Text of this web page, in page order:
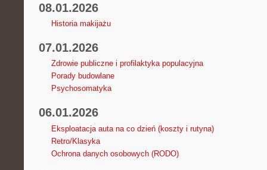
08.01.2026
Historia makijażu
07.01.2026
Zdrowie publiczne i profilaktyka populacyjna
Porady budowlane
Psychosomatyka
06.01.2026
Eksploatacja auta na co dzień (koszty i rutyna)
Retro/Klasyka
Ochrona danych osobowych (RODO)